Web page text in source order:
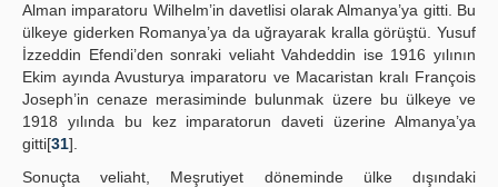
Alman imparatoru Wilhelm’in davetlisi olarak Almanya’ya gitti. Bu
ülkeye giderken Romanya’ya da uğrayarak kralla görüştü. Yusuf
İzzeddin Efendi’den sonraki veliaht Vahdeddin ise 1916 yılının
Ekim ayında Avusturya imparatoru ve Macaristan kralı François
Joseph’in cenaze merasiminde bulunmak üzere bu ülkeye ve
1918 yılında bu kez imparatorun daveti üzerine Almanya’ya
gitti[31].
Sonuçta veliaht, Meşrutiyet döneminde ülke dışındaki